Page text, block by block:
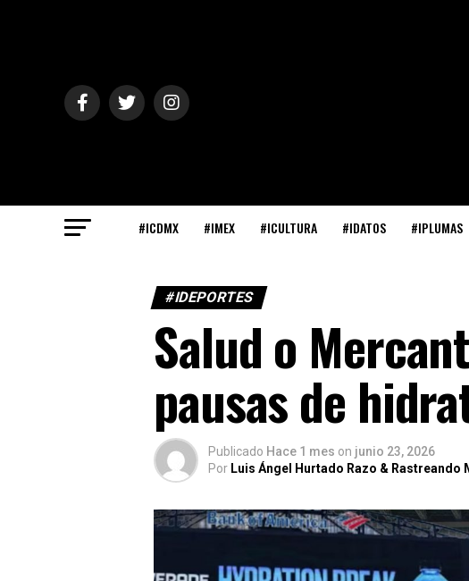
#ICDMX #IMEX #ICULTURA #IDATOS #IPLUMAS
#IDEPORTES
Salud o
pausas de
Publicado Hace 1 mes on junio 23, 2026
Por Luis Ángel Hurtado Razo & Rastreando